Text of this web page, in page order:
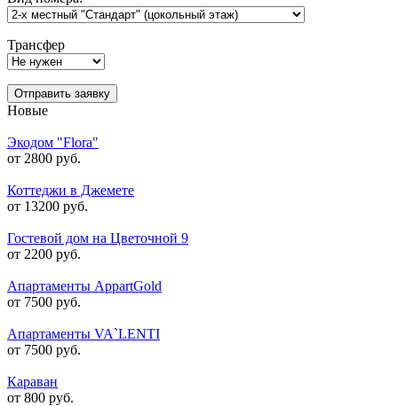
Трансфер
Отправить заявку
Новые
Экодом "Flora"
от 2800 руб.
Коттеджи в Джемете
от 13200 руб.
Гостевой дом на Цветочной 9
от 2200 руб.
Апартаменты AppartGold
от 7500 руб.
Апартаменты VA`LENTI
от 7500 руб.
Караван
от 800 руб.